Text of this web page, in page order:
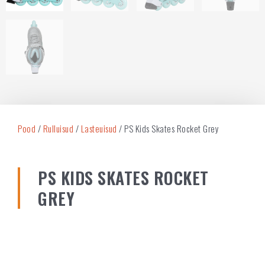
Pood /Rulluisud /Lasteuisud / PS Kids Skates Rocket Grey
PS KIDS SKATES ROCKET
GREY